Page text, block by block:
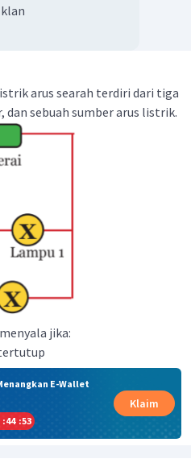
arus searah terdiri dari tiga
dan sebuah sumber arus listrik.
jika:
E-Wallet
:44 :53
Klaim